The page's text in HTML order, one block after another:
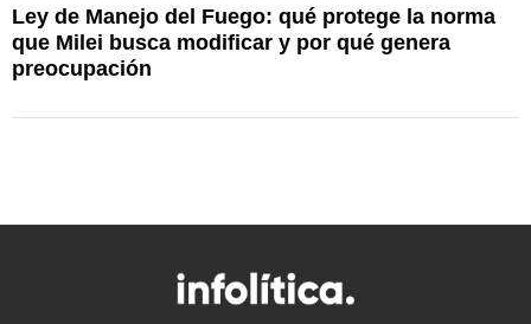
Ley de Manejo del Fuego: qué protege la norma
que Milei busca modificar y por qué genera
preocupación